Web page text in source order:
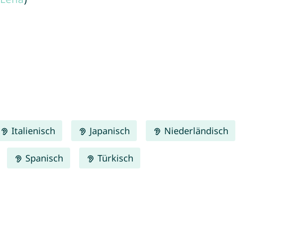
Italienisch Japanisch Niederländisch
Spanisch Türkisch